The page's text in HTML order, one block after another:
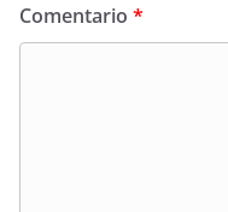
Comentario *